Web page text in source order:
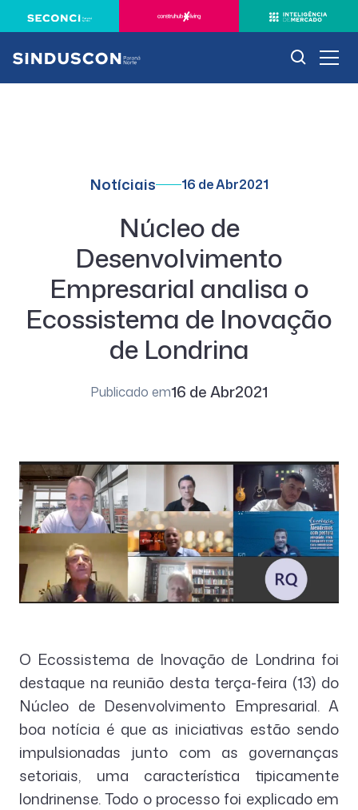
Notíciais 16 de Abr2021
Núcleo de
Desenvolvimento
Empresarial analisa o
Ecossistema de Inovação
de Londrina
Publicado em16 de Abr2021
O Ecossistema de Inovação de Londrina foi
destaque na reunião desta terça-feira (13) do
Núcleo de Desenvolvimento Empresarial. A
boa notícia é que as iniciativas estão sendo
impulsionadas junto com as governanças
setoriais, uma característica tipicamente
londrinense. Todo o processo foi explicado em